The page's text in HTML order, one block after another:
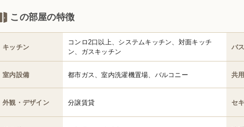
この部屋の特徴
キッチン
コンロ2口以上、システムキッチン、対面キッチ
ン、ガスキッチン
バ
室内設備 都市ガス、室内洗濯機置場、バルコニー 共
外観・デザイン 分譲賃貸 セ